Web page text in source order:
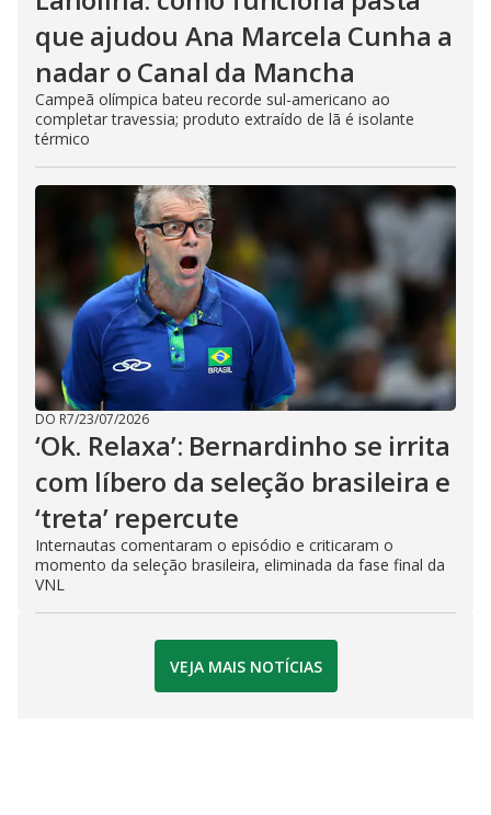
que ajudou Ana Marcela Cunha a
nadar o Canal da Mancha
Campeã olímpica bateu recorde sul-americano ao
completar travessia; produto extraído de lã é isolante
térmico
DO R7/23/07/2026
‘Ok. Relaxa’: Bernardinho se irrita
com líbero da seleção brasileira e
‘treta’ repercute
Internautas comentaram o episódio e criticaram o
momento da seleção brasileira, eliminada da fase final da
VNL
VEJA MAIS NOTÍCIAS